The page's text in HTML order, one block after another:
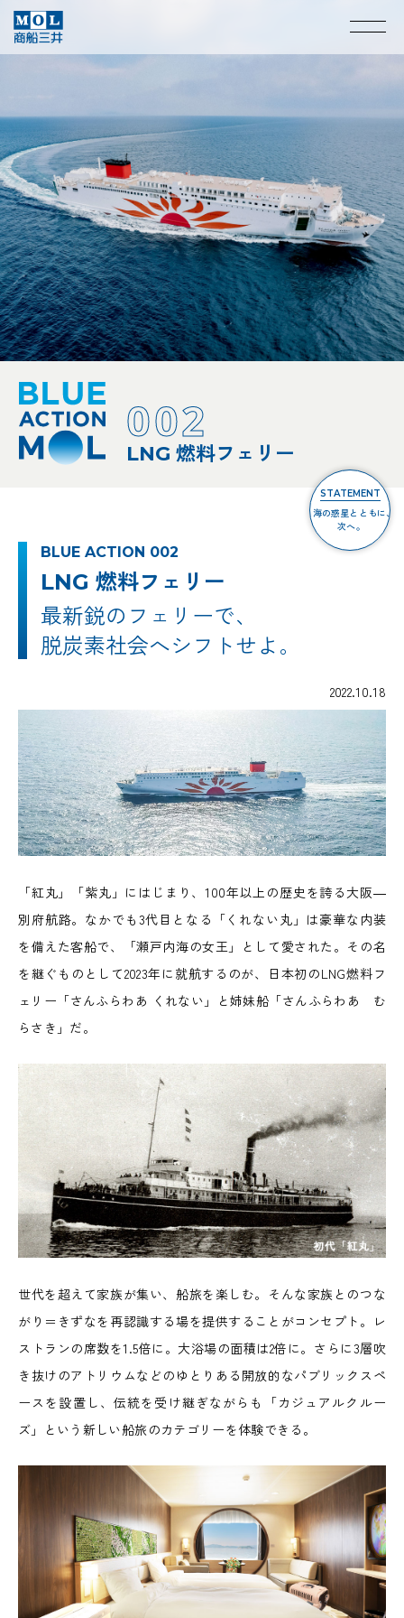
002
LNG 燃料フェリー
STATEMENT
海の惑星とともに、
次へ。
BLUE ACTION 002
LNG 燃料フェリー
最新鋭のフェリーで、
脱炭素社会へシフトせよ。
2022.10.18
「紅丸」「紫丸」にはじまり、100年以上の歴史を誇る大阪―
別府航路。なかでも3代目となる「くれない丸」は豪華な内装
を備えた客船で、「瀬戸内海の女王」として愛された。その名
を継ぐものとして2023年に就航するのが、日本初のLNG燃料フ
ェリー「さんふらわあ くれない」と姉妹船「さんふらわあ む
らさき」だ。
世代を超えて家族が集い、船旅を楽しむ。そんな家族とのつな
がり＝きずなを再認識する場を提供することがコンセプト。レ
ストランの席数を1.5倍に。大浴場の面積は2倍に。さらに3層吹
き抜けのアトリウムなどのゆとりある開放的なパブリックスペ
ースを設置し、伝統を受け継ぎながらも「カジュアルクルー
ズ」という新しい船旅のカテゴリーを体験できる。